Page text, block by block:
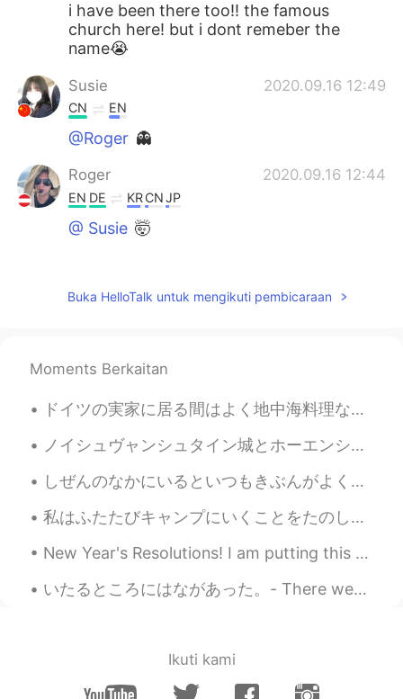
i have been there too!! the famous
church here! but i dont remeber the
name😭
Susie 2020.09.16 12:49
CN EN
@Roger 👻
Roger 2020.09.16 12:44
EN DE KRCN JP
@ Susie 🤯
CN EN
@ Susie😂😂
Makka Pakka 2020.09.16 12:32
cool！
CN EN
@紫星hmmm just soso
Buka HelloTalk untuk mengikuti pembicaraan
Moments Berkaitan
ドイツの実家に居る間はよく地中海料理など作っています！モッツァレラチーズにヴァージンオリーブオイルとローズマリーをかけて、生バジル・オリーブ・トマトのサラダ、アンチョビ・赤たまねぎ・オリーブ・唐...
ノイシュヴャンシュタイン城とホーエンシュヴァンガウ城 노이슈반슈타인 성 과 호엔슈방가우 성 🇩🇪 They are located close to Füssen, a really bea...
しぜんのなかにいるといつもきぶんがよくなります。 - My mood always improves when I am out in nature. Well, how shall I be...
私はふたたびキャンプにいくことをたのしみにしていました。- I was thrilled to go camping again! ⛺ This is the start of a journ...
New Year's Resolutions! I am putting this here, so I can pin it and hold myself to it. 1🔹️Less ...
いたるところにはながあった。- There were flowers everywhere! 🌺 Here is another part to my story writing about ...
Ikuti kami